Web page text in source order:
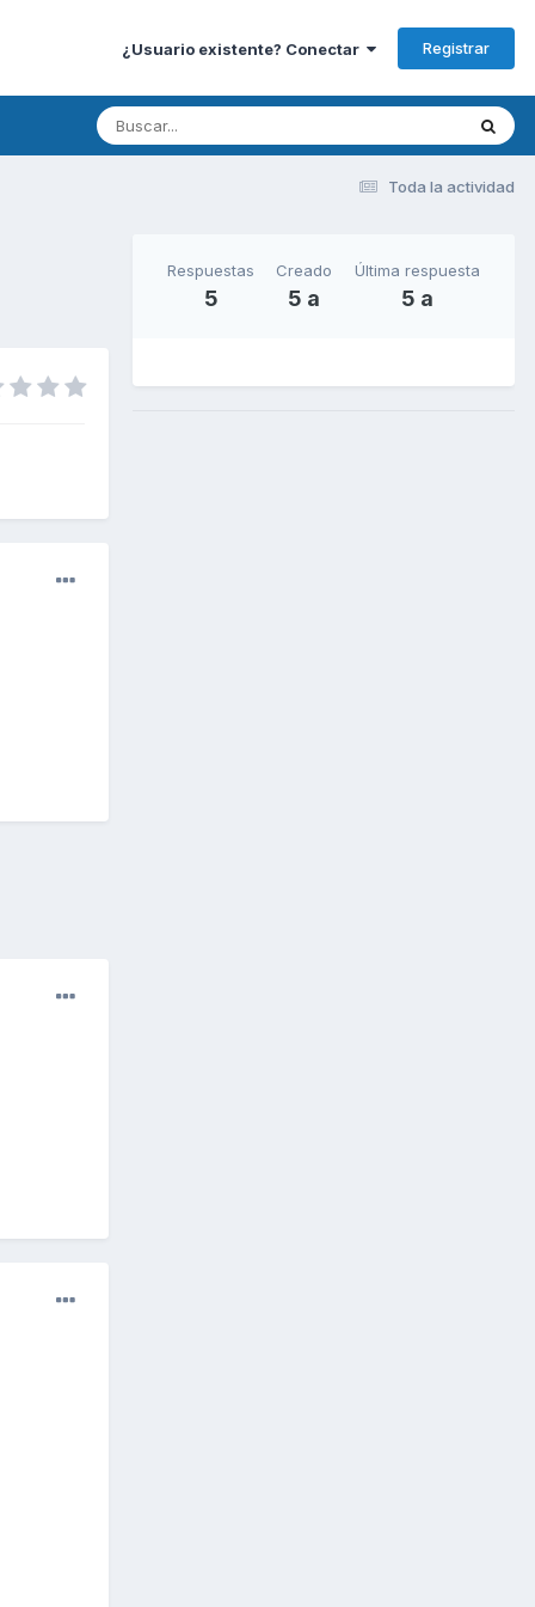
¿Usuario existente? Conectar Registrar
Toda la actividad
Respuestas
5
Creado
5 a
Última respuesta
5 a